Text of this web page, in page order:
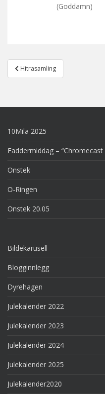
(Goddamn)
Post
navigation
Hitrasamling
10Mila 2025
Faddermiddag –
Onstek
O-Ringen
Onstek 20.05
Bildekarusell
Blogginnlegg
Dyrehagen
Julekalender 2022
Julekalender 2023
Julekalender 2024
Julekalender 2025
Julekalender2020